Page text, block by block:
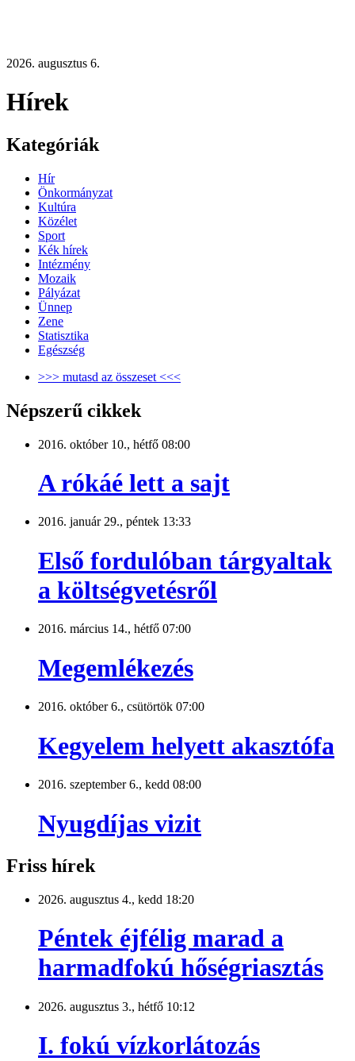
2026. augusztus 6.
Hírek
Kategóriák
Hír
Önkormányzat
Kultúra
Közélet
Sport
Kék hírek
Intézmény
Mozaik
Pályázat
Ünnep
Zene
Statisztika
Egészség
>>> mutasd az összeset <<<
Népszerű cikkek
2016. október 10., hétfő 08:00
A rókáé lett a sajt
2016. január 29., péntek 13:33
Első fordulóban tárgyaltak
a költségvetésről
2016. március 14., hétfő 07:00
Megemlékezés
2016. október 6., csütörtök 07:00
Kegyelem helyett akasztófa
2016. szeptember 6., kedd 08:00
Nyugdíjas vizit
Friss hírek
2026. augusztus 4., kedd 18:20
Péntek éjfélig marad a
harmadfokú hőségriasztás
2026. augusztus 3., hétfő 10:12
I. fokú vízkorlátozás